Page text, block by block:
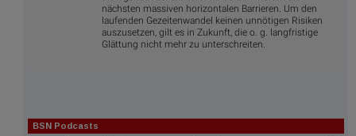
nächsten massiven horizontalen Barrieren. Um den
laufenden Gezeitenwandel keinen unnötigen Risiken
auszusetzen, gilt es in Zukunft, die o. g. langfristige
Glättung nicht mehr zu unterschreiten.
BSN Podcasts